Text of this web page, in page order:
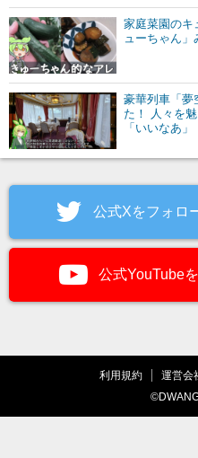
家庭菜園のキ
ューちゃん
豪華列車「夢
た！ 人々を
「いいなあ
公式Xをフォロ
公式YouTube
利用規約 運営会